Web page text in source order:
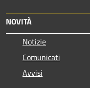
NOVITÀ
Notizie
Comunicati
Avvisi